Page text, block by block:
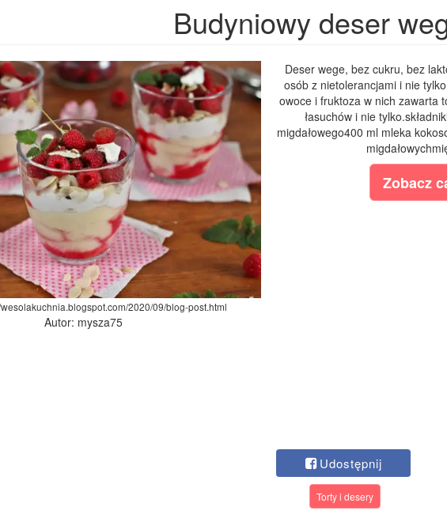
Budyniowy deser
wesolakuchnia.blogspot.com/2020/09/blog-post.html
Autor: mysza75
Deser wege, bez cukru, bez
osób z nietolerancjami i nie
owoce i fruktoza w nich zawarta
łasuchów i nie
migdałowego400 ml mleka
Zobacz
Udostępnij
Torty i desery